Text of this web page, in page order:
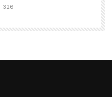
326